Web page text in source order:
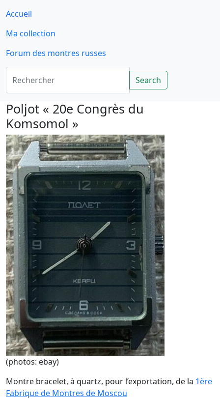
Accueil
Ma collection
Forum des montres russes
Rechercher
Search
Poljot « 20e Congrès du
Komsomol »
(photos: ebay)
Montre bracelet, à quartz, pour l’exportation, de la 1ère
Fabrique de Montres de Moscou